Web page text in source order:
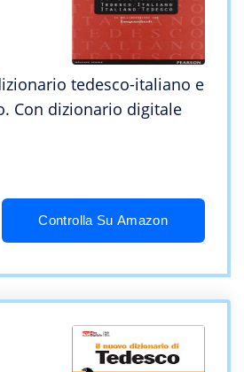
tedesco-italiano e
Con dizionario digitale
Controlla Su Amazon